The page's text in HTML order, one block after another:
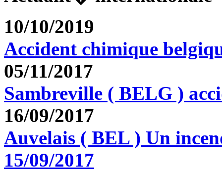
10/10/2019
Accident chimique
05/11/2017
Sambreville ( BELG )
16/09/2017
Auvelais ( BEL ) Un
15/09/2017